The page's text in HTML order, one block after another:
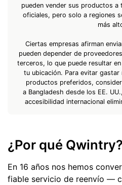
pueden vender sus productos
oficiales, pero solo a regiones
más
Ciertas empresas afirman
pueden depender de
terceros, lo que puede resultar
tu ubicación. Para evitar gastar
productos preferidos,
a Bangladesh desde los EE.
accesibilidad internacional
¿Por qué Qwintry?
En 16 años nos hemos
fiable servicio de reenvío —